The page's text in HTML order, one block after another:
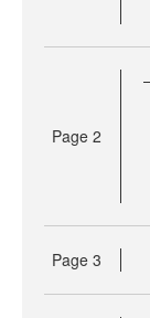
Page 2
Page 3